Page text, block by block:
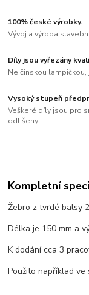
100% české výrobky.
Vývoj a výroba
Díly jsou vyřezány
Ne činskou lampičkou,
Vysoký stupeň
Veškeré díly jsou pro
odlišeny.
Kompletní
Žebro z tvrdé balsy
Délka je 150 mm a
K dodání cca 3
Použito například